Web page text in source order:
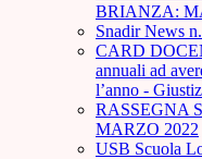
BRIANZA:
Snadir News
CARD
annuali ad
l’anno -
RASSEGNA
MARZO 2022
USB Scuola